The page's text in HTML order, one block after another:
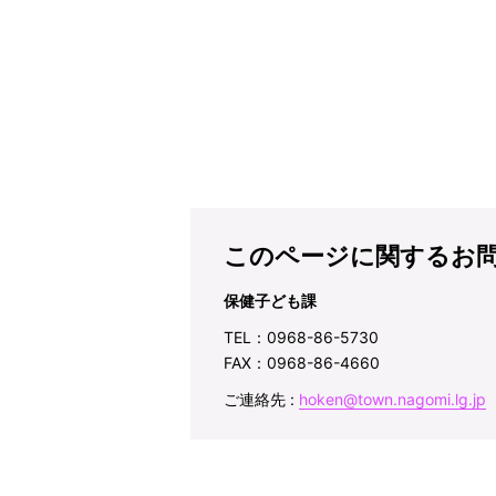
このページに関するお
保健子ども課
TEL：0968-86-5730
FAX：0968-86-4660
ご連絡先 : hoken@town.nagomi.lg.jp